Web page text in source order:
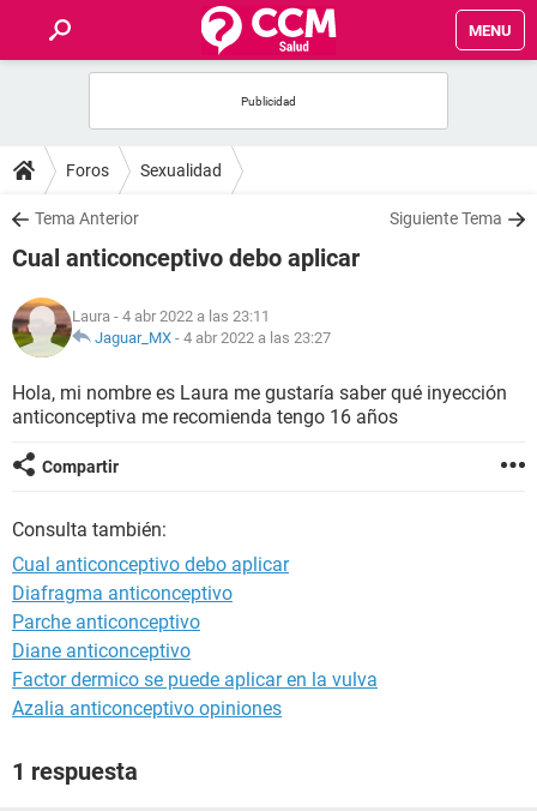
MENU
FOROS
SALUD
NUTRICIÓN
BIENESTAR
SEXUALIDAD
GLOSARIO
Foros Sexualidad
Tema Anterior Siguiente Tema
Cual anticonceptivo debo aplicar
Laura - 4 abr 2022 a las 23:11
Jaguar_MX - 4 abr 2022 a las 23:27
Hola, mi nombre es Laura me gustaría saber qué inyección
anticonceptiva me recomienda tengo 16 años
Compartir
Consulta también:
Cual anticonceptivo debo aplicar
Diafragma anticonceptivo
Parche anticonceptivo
Diane anticonceptivo
Factor dermico se puede aplicar en la vulva
Azalia anticonceptivo opiniones
1 respuesta